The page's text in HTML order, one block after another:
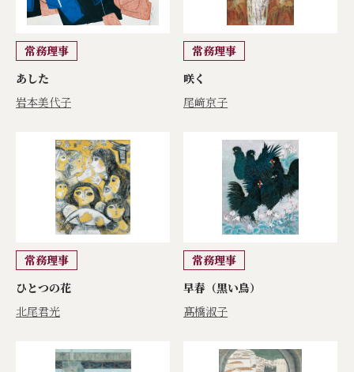
常務理事
あした
岩本美代子
常務理事
咲く
尾﨑京子
常務理事
ひとつの花
北尾君光
常務理事
早春（黒い鳥）
髙橋淑子